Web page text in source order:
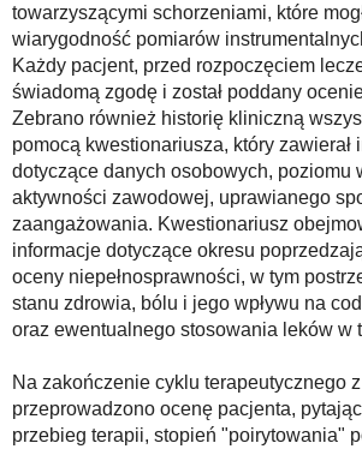
towarzyszącymi schorzeniami, które
wiarygodność pomiarów
Każdy pacjent, przed rozpoczęciem
świadomą zgodę i został poddany
Zebrano również historię kliniczną
pomocą kwestionariusza, który zawierał
dotyczące danych osobowych, poziomu
aktywności zawodowej, uprawianego
zaangażowania. Kwestionariusz
informacje dotyczące okresu
oceny niepełnosprawności, w tym
stanu zdrowia, bólu i jego wpływu na
oraz ewentualnego stosowania leków w
Na zakończenie cyklu terapeutycznego
przeprowadzono ocenę pacjenta,
przebieg terapii, stopień "poirytowania"